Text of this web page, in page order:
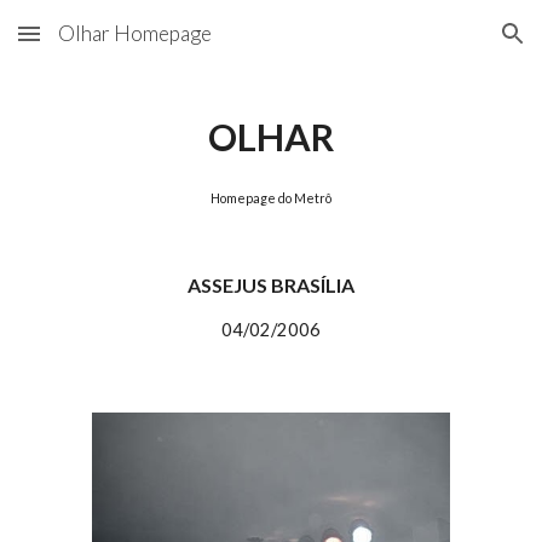
Skip to main content Skip to navigation
Olhar Homepage
OLHAR
Homepage do Metrô
ASSEJUS BRASÍLIA
04/02/2006